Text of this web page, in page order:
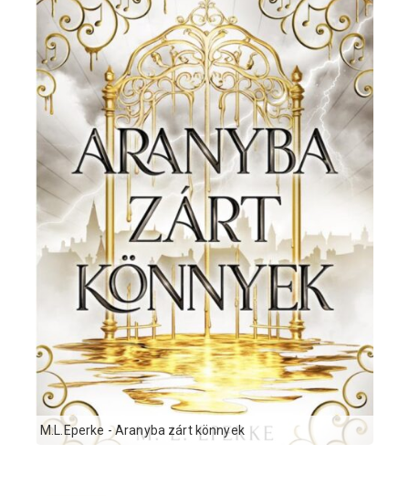
M.L.Eperke - Aranyba zárt könnyek